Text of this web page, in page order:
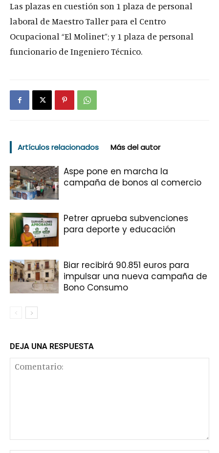
Las plazas en cuestión son 1 plaza de personal
laboral de Maestro Taller para el Centro
Ocupacional “El Molinet”; y 1 plaza de personal
funcionario de Ingeniero Técnico.
Artículos relacionados Más del autor
Aspe pone en marcha la
campaña de bonos al comercio
Petrer aprueba subvenciones
para deporte y educación
Biar recibirá 90.851 euros para
impulsar una nueva campaña de
Bono Consumo
DEJA UNA RESPUESTA